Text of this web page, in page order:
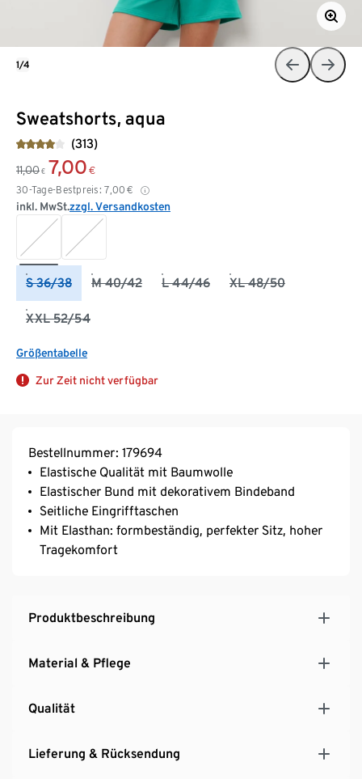
Sweatshorts, aqua
(313)
11,00 € 7,00 €
30-Tage-Bestpreis: 7,00 €
inkl. MwSt.zzgl. Versandkosten
S 36/38 M 40/42 L 44/46 XL 48/50
XXL 52/54
Größentabelle
Zur Zeit nicht verfügbar
1/4
Bestellnummer: 179694
Elastische Qualität mit Baumwolle
Elastischer Bund mit dekorativem Bindeband
Seitliche Eingrifftaschen
Mit Elasthan: formbeständig, perfekter Sitz, hoher
Tragekomfort
Produktbeschreibung
Material & Pflege
Qualität
Lieferung & Rücksendung